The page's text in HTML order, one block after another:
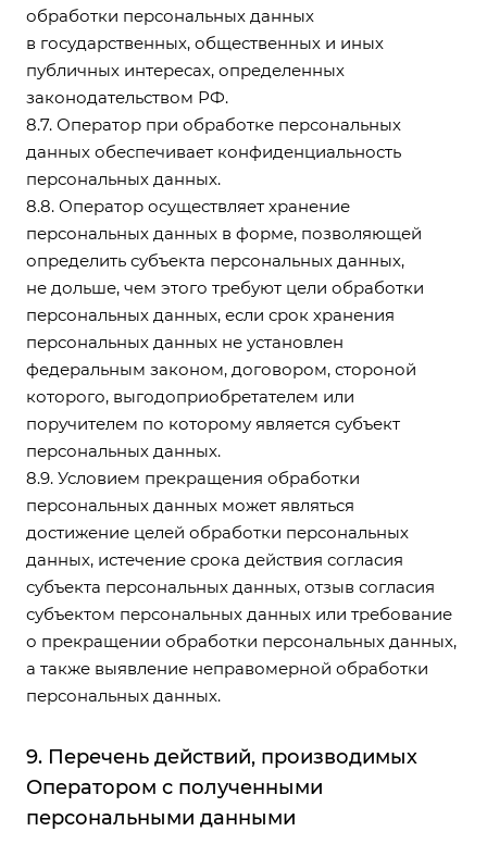
обработки персональных данных
в государственных, общественных и иных
публичных интересах, определенных
законодательством РФ.
8.7. Оператор при обработке персональных
данных обеспечивает конфиденциальность
персональных данных.
8.8. Оператор осуществляет хранение
персональных данных в форме, позволяющей
определить субъекта персональных данных,
не дольше, чем этого требуют цели обработки
персональных данных, если срок хранения
персональных данных не установлен
федеральным законом, договором, стороной
которого, выгодоприобретателем или
поручителем по которому является субъект
персональных данных.
8.9. Условием прекращения обработки
персональных данных может являться
достижение целей обработки персональных
данных, истечение срока действия согласия
субъекта персональных данных, отзыв согласия
субъектом персональных данных или требование
о прекращении обработки персональных данных,
а также выявление неправомерной обработки
персональных данных.
9. Перечень действий, производимых
Оператором с полученными
персональными данными